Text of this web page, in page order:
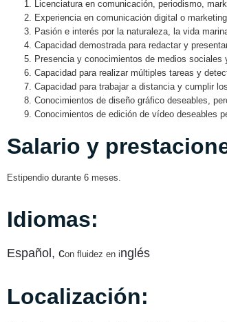
Licenciatura en comunicación, periodismo,
Experiencia en comunicación digital o marketing.
Pasión e interés por la naturaleza, la vida
Capacidad demostrada para redactar y
Presencia y conocimientos de medios sociales
Capacidad para realizar múltiples tareas y
Capacidad para trabajar a distancia y cumplir
Conocimientos de diseño gráfico deseables,
Conocimientos de edición de vídeo deseables
Salario y
Estipendio durante 6 meses.
Idiomas:
Español, con fluidez en inglés
Localización: